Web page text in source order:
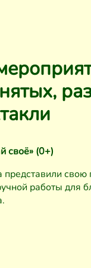
своё» (0+)
представили
работы для